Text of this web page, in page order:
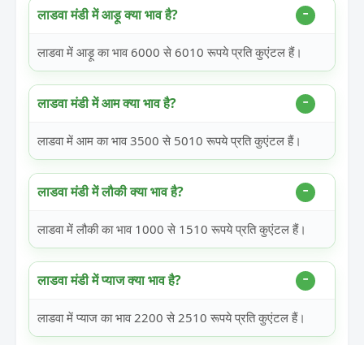
लाडवा मंडी में आड़ू क्या भाव है?
लाडवा में आड़ू का भाव 6000 से 6010 रूपये प्रति कुएंटल हैं।
लाडवा मंडी में आम क्या भाव है?
लाडवा में आम का भाव 3500 से 5010 रूपये प्रति कुएंटल हैं।
लाडवा मंडी में लौकी क्या भाव है?
लाडवा में लौकी का भाव 1000 से 1510 रूपये प्रति कुएंटल हैं।
लाडवा मंडी में प्याज क्या भाव है?
लाडवा में प्याज का भाव 2200 से 2510 रूपये प्रति कुएंटल हैं।